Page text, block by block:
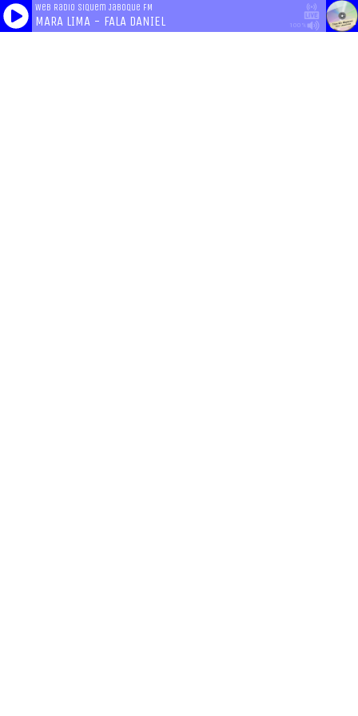
100%
Web Radio Siquem Jaboque FM
MARA LIMA - FALA DANIEL